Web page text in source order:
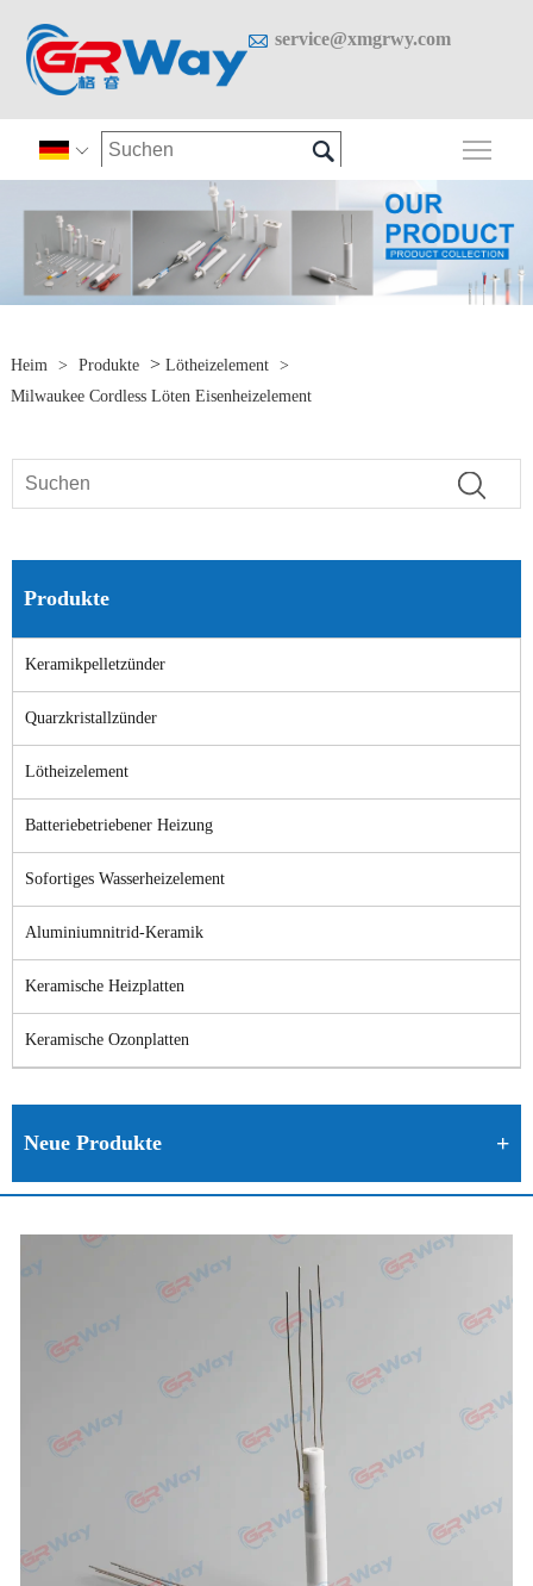
 service@xmgrwy.com
 
Heim > Produkte > Lötheizelement
>
Milwaukee Cordless Löten Eisenheizelement
Produkte
Keramikpelletzünder
Quarzkristallzünder
Lötheizelement
Batteriebetriebener Heizung
Sofortiges Wasserheizelement
Aluminiumnitrid-Keramik
Keramische Heizplatten
Keramische Ozonplatten
Neue Produkte